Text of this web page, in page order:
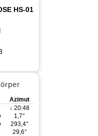
HS-01
Azimut
↓ 20:48
1,7°
293,4°
29,6°